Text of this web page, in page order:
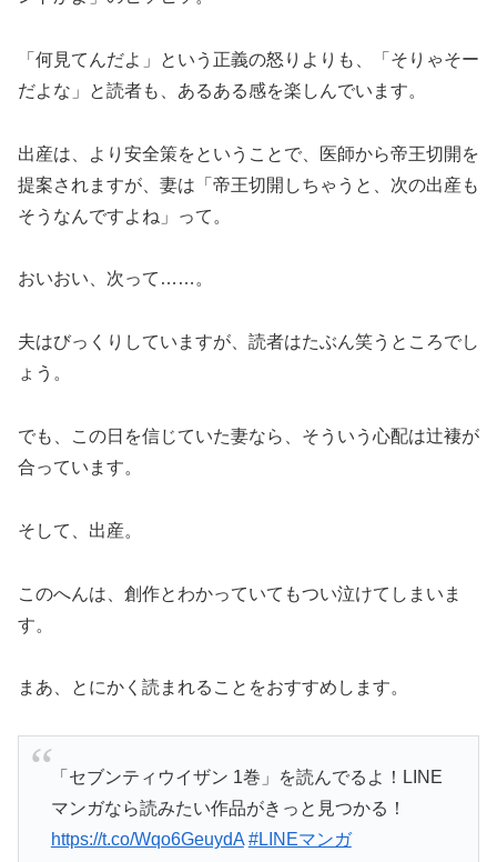
「何見てんだよ」という正義の怒りよりも、「そりゃそー
だよな」と読者も、あるある感を楽しんでいます。
出産は、より安全策をということで、医師から帝王切開を
提案されますが、妻は「帝王切開しちゃうと、次の出産も
そうなんですよね」って。
おいおい、次って……。
夫はびっくりしていますが、読者はたぶん笑うところでし
ょう。
でも、この日を信じていた妻なら、そういう心配は辻褄が
合っています。
そして、出産。
このへんは、創作とわかっていてもつい泣けてしまいま
す。
まあ、とにかく読まれることをおすすめします。
「セブンティウイザン 1巻」を読んでるよ！LINE
マンガなら読みたい作品がきっと見つかる！
https://t.co/Wqo6GeuydA #LINEマンガ